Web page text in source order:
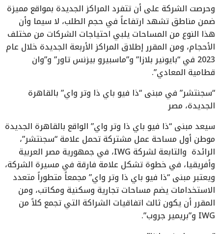
وحرصت الشركة على أن تتفرد المراكز الجديدة بمواقع مميزة
ضمن مناطق تشهد ارتفاعاً في حجم الطلب، لا سيما وأن
هذا النوع من المساحات يلبي احتياجات الشركات من مختلف
الأحجام، ومن المقرر إطلاق المراكز الأربعة الجديدة خلال عام
2023 في “بايونير بلازا” و”ماسبيرو بيزنس تاور” و”وان
قطامية المعادي”.
“سجنتشر” في مبنى “ذا فيو باي ذا وتر واي” بالقاهرة
الجديدة، مصر
سيعد مبنى “ذا فيو باي ذا وتر واي” الواقع بالقاهرة الجديدة
موطن أول مساحة عمل مشتركة تحمل علامة “سجنتشر”،
الرائدة والتابعة لشركة IWG، في جمهورية مصر العربية
وأفريقيا، في خطوة تشكل علامة فارقة في مسيرة الشركة،
ويعتبر مبنى “ذا فيو باي ذا وتر واي” مجمعاً متطوراً متعدد
الاستخدامات يضم مساحات تجارية وسكنية ومكاتب، ومن
المقرر أن يكون ثالث اتفاقيات الشراكة التي تجمع كلاً من
IWG و”بريمير جروب”.